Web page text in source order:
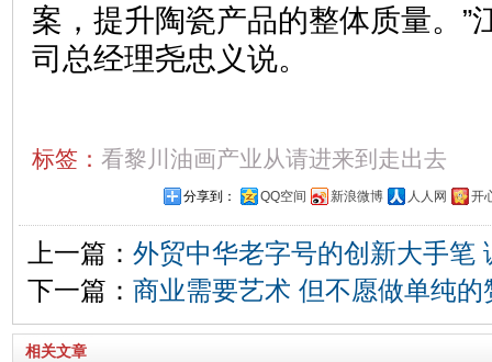
案，提升陶瓷产品的整体质量。”
司总经理尧忠义说。
标签： 看黎川油画产业从请进来到走出去
分享到： QQ空间 新浪微博 人人网 开
上一篇： 外贸中华老字号的创新大手笔
下一篇： 商业需要艺术 但不愿做单纯的
相关文章